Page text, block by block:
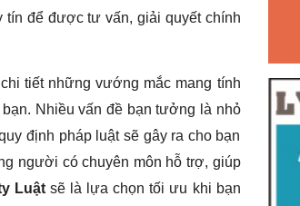
tín để được tư vấn, giải quyết chính
tiết những vướng mắc mang tính
Nhiều vấn đề bạn tưởng là nhỏ
định pháp luật sẽ gây ra cho bạn
người có chuyên môn hỗ trợ, giúp
Luật sẽ là lựa chọn tối ưu khi bạn